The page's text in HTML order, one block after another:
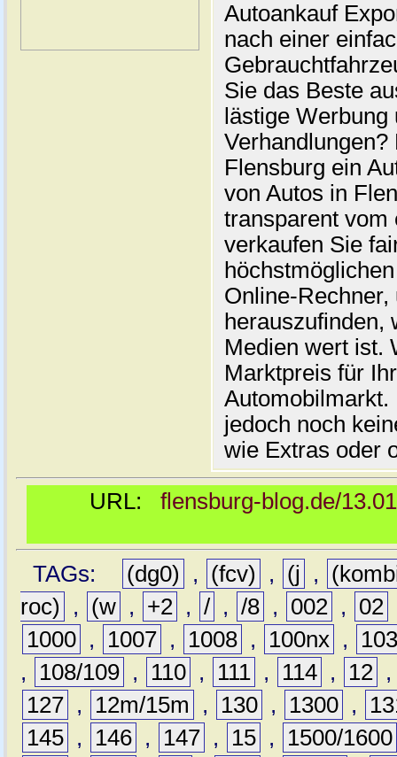
Autoankauf
nach einer
Sie das Beste
lästige
Flensburg ein
von Autos in
transparent vom
verkaufen Sie
Online-
herauszufinden,
Medien wert ist.
Marktpreis für
jedoch noch
wie Extras oder
URL: flensburg-blog.de/
TAGs: (dg0) , (fcv) , (j ,
roc)
, (w , +2 , / , /8 , 002 , 02
1000 , 1007 , 1008 , 100nx ,
,
108/109 , 110 , 111 , 114 , 12
127 , 12m/15m , 130 , 1300 ,
145 , 146 , 147 , 15 ,
1500/1600